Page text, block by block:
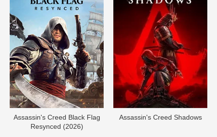
Assassin's Creed Black Flag
Resynced (2026)
Assassin's Creed Shadows